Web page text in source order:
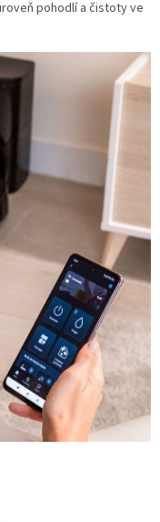
pohodlí a čistoty ve